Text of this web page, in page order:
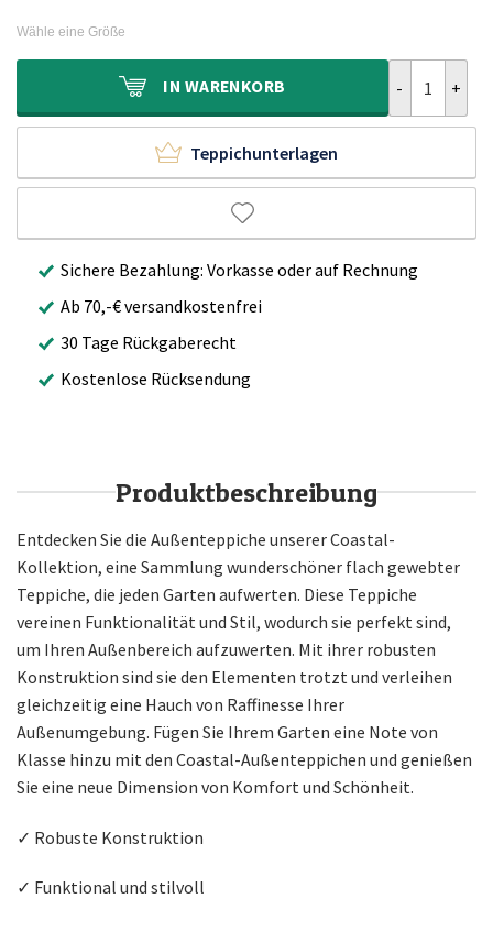
Wähle eine Größe
IN WARENKORB
Teppichunterlagen
Sichere Bezahlung: Vorkasse oder auf Rechnung
Ab 70,-€ versandkostenfrei
30 Tage Rückgaberecht
Kostenlose Rücksendung
Produktbeschreibung
Entdecken Sie die Außenteppiche unserer Coastal-
Kollektion, eine Sammlung wunderschöner flach gewebter
Teppiche, die jeden Garten aufwerten. Diese Teppiche
vereinen Funktionalität und Stil, wodurch sie perfekt sind,
um Ihren Außenbereich aufzuwerten. Mit ihrer robusten
Konstruktion sind sie den Elementen trotzt und verleihen
gleichzeitig eine Hauch von Raffinesse Ihrer
Außenumgebung. Fügen Sie Ihrem Garten eine Note von
Klasse hinzu mit den Coastal-Außenteppichen und genießen
Sie eine neue Dimension von Komfort und Schönheit.
✓ Robuste Konstruktion
✓ Funktional und stilvoll